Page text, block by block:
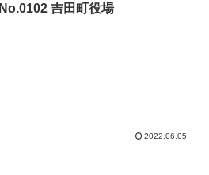
No.0102 吉田町役場
2022.06.05